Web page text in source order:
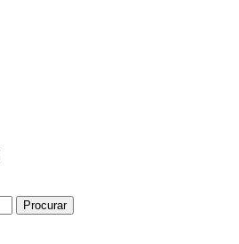
Procurar